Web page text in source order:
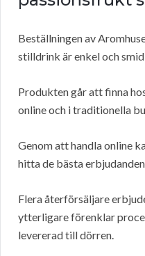
Beställningen av
stilldrink är enkel och
Produkten går att finna
online och i traditionella
Genom att handla online
hitta de bästa
Flera återförsäljare
ytterligare förenklar
levererad till dörren.